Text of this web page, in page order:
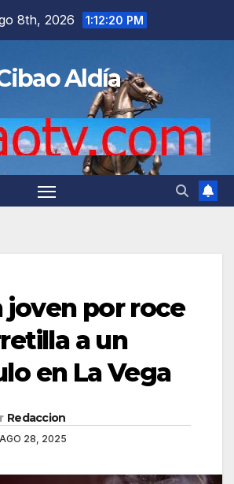
8th, 2026 1:12:21 PM
Aldía
joven por roce
a un
en La Vega
Redaccion
AGO 28, 2025